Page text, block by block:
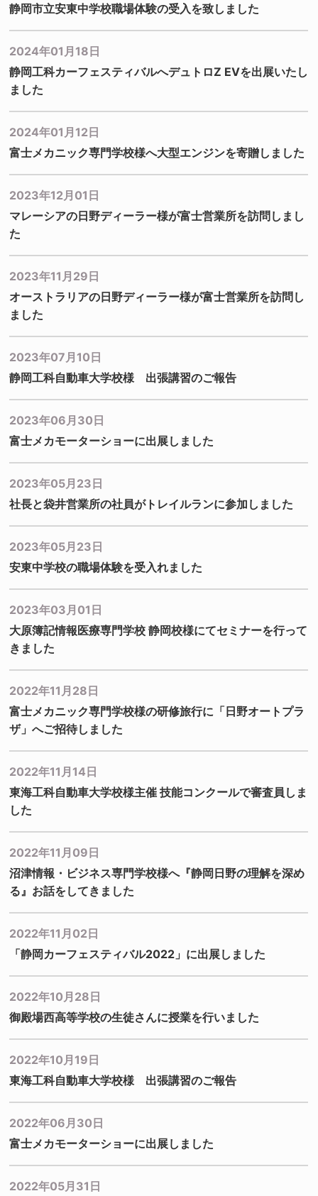
静岡市立安東中学校職場体験の受入を致しました
2024年01月18日
静岡工科カーフェスティバルへデュトロZ EVを出展いたし
ました
2024年01月12日
富士メカニック専門学校様へ大型エンジンを寄贈しました
2023年12月01日
マレーシアの日野ディーラー様が富士営業所を訪問しまし
た
2023年11月29日
オーストラリアの日野ディーラー様が富士営業所を訪問し
ました
2023年07月10日
静岡工科自動車大学校様 出張講習のご報告
2023年06月30日
富士メカモーターショーに出展しました
2023年05月23日
社長と袋井営業所の社員がトレイルランに参加しました
2023年05月23日
安東中学校の職場体験を受入れました
2023年03月01日
大原簿記情報医療専門学校 静岡校様にてセミナーを行って
きました
2022年11月28日
富士メカニック専門学校様の研修旅行に「日野オートプラ
ザ」へご招待しました
2022年11月14日
東海工科自動車大学校様主催 技能コンクールで審査員しま
した
2022年11月09日
沼津情報・ビジネス専門学校様へ『静岡日野の理解を深め
る』お話をしてきました
2022年11月02日
「静岡カーフェスティバル2022」に出展しました
2022年10月28日
御殿場西高等学校の生徒さんに授業を行いました
2022年10月19日
東海工科自動車大学校様 出張講習のご報告
2022年06月30日
富士メカモーターショーに出展しました
2022年05月31日